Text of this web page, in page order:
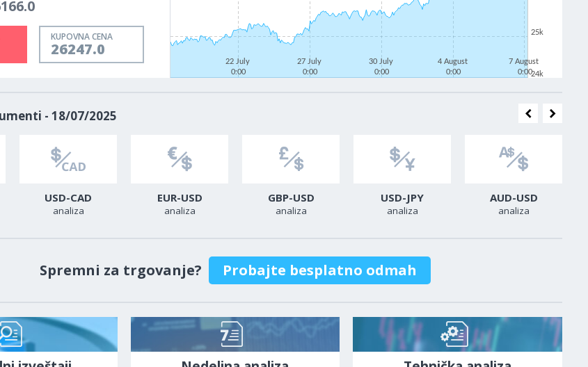
KUPOVNA CENA
26247.0
22 July
0:00
27 July
0:00
30 July
0:00
4 August
0:00
7 August
0:0024k
25k
- 18/07/2025
USD-CAD
analiza
EUR-USD
analiza
GBP-USD
analiza
USD-JPY
analiza
AUD-USD
analiza
Spremni za trgovanje? Probajte besplatno odmah